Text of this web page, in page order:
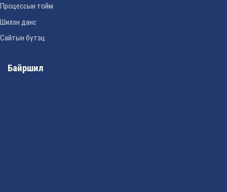
Процессын тойм
Шилэн данс
Сайтын бүтэц
Байршил